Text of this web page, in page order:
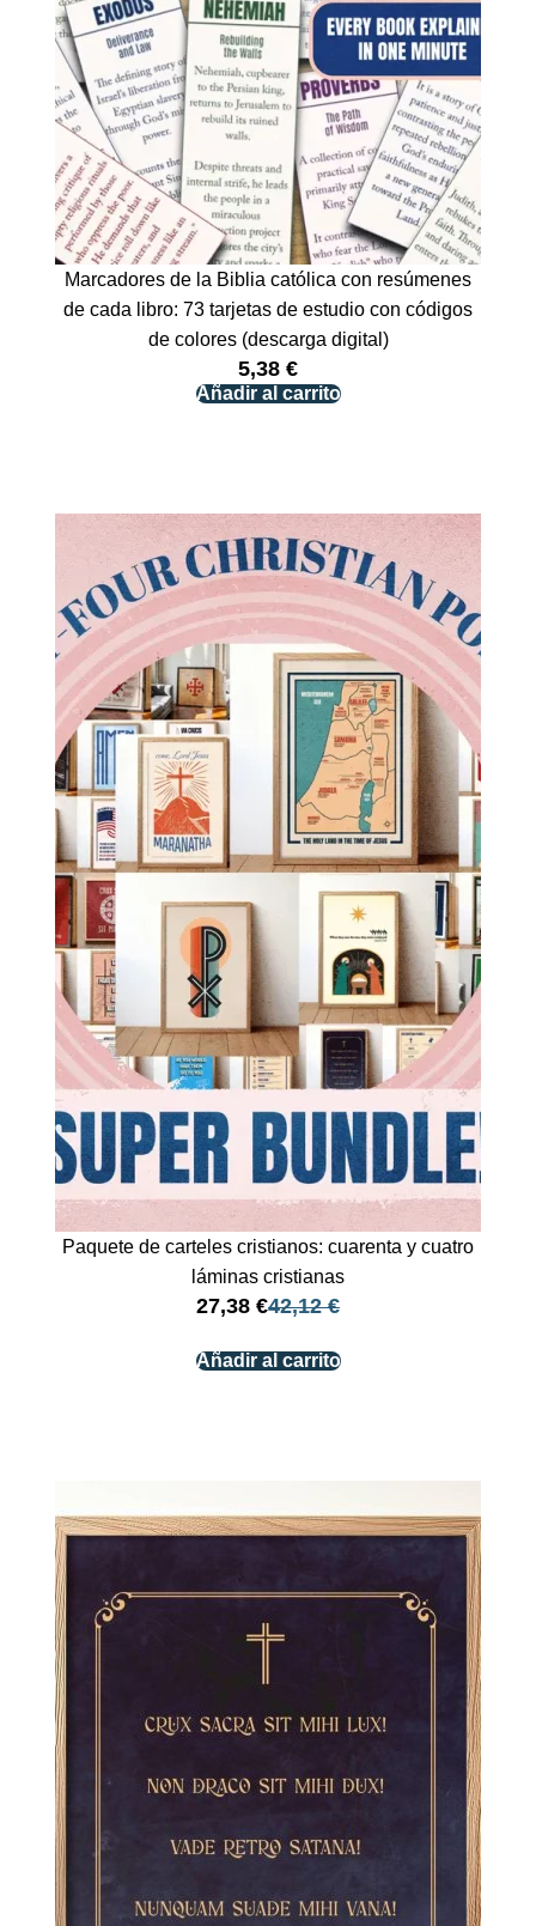
Marcadores de la Biblia católica con resúmenes
de cada libro: 73 tarjetas de estudio con códigos
de colores (descarga digital)
5,38 €
Añadir al carrito
Paquete de carteles cristianos: cuarenta y cuatro
láminas cristianas
42,12€
27,38 €
Añadir al carrito